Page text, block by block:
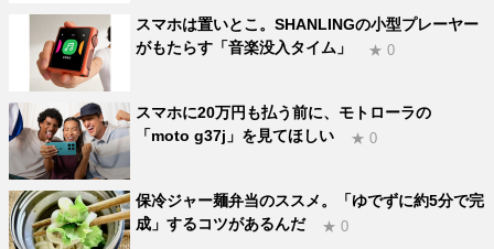
スマホは置いとこ。SHANLINGの小型プレーヤー
がもたらす「音楽没入タイム」
★ 0
スマホに20万円も払う前に、モトローラの
「moto g37j」を見てほしい
★ 0
保冷ジャー麺弁当のススメ。「ゆでずに約5分で完
成」するコツがあるんだ
★ 0